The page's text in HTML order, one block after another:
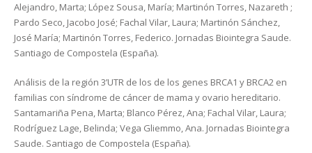
Alejandro, Marta; López Sousa, María; Martinón Torres, Nazareth ;
Pardo Seco, Jacobo José; Fachal Vilar, Laura; Martinón Sánchez,
José María; Martinón Torres, Federico. Jornadas Biointegra Saude.
Santiago de Compostela (España).
Análisis de la región 3’UTR de los de los genes BRCA1 y BRCA2 en
familias con síndrome de cáncer de mama y ovario hereditario.
Santamariña Pena, Marta; Blanco Pérez, Ana; Fachal Vilar, Laura;
Rodríguez Lage, Belinda; Vega Gliemmo, Ana. Jornadas Biointegra
Saude. Santiago de Compostela (España).